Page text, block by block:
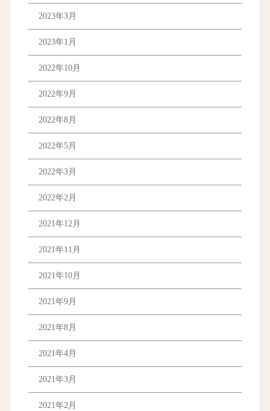
2023年3月
2023年1月
2022年10月
2022年9月
2022年8月
2022年5月
2022年3月
2022年2月
2021年12月
2021年11月
2021年10月
2021年9月
2021年8月
2021年4月
2021年3月
2021年2月